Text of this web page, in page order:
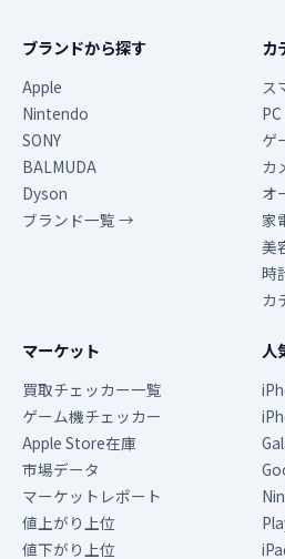
ブランドから探す
Apple
Nintendo
SONY
BALMUDA
Dyson
ブランド一覧 →
カ
ス
ゲ
カ
オ
家
美
時
カ
マーケット
買取チェッカー一覧
ゲーム機チェッカー
Apple Store在庫
市場データ
マーケットレポート
値上がり上位
値下がり上位
人